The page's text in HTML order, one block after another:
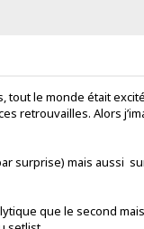
tout le monde était
retrouvailles. Alors
surprise) mais aussi
que le second